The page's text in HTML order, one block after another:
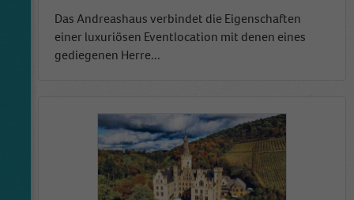
Das Andreashaus verbindet die Eigenschaften
einer luxuriösen Eventlocation mit denen eines
gediegenen Herre...